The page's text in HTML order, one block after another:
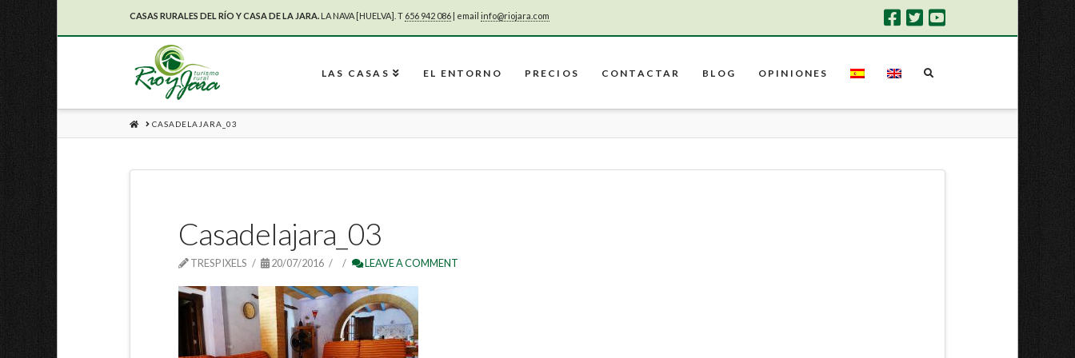
CASAS RURALES DEL RÍO Y CASA DE LA JARA. LA NAVA [HUELVA]. T 656 942 086 | email info@riojara.com
LAS CASAS EL ENTORNO PRECIOS CONTACTAR BLOG OPINIONES
HOME
CASADELAJARA_03
Casadelajara_03
TRESPIXELS 20/07/2016 LEAVE A COMMENT